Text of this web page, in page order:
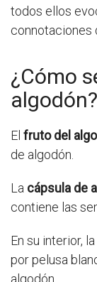
todos ellos
connotaciones
¿Cómo
algodón?
El fruto del
de algodón.
La cápsula de
contiene las
En su interior, la
por pelusa
algodón.